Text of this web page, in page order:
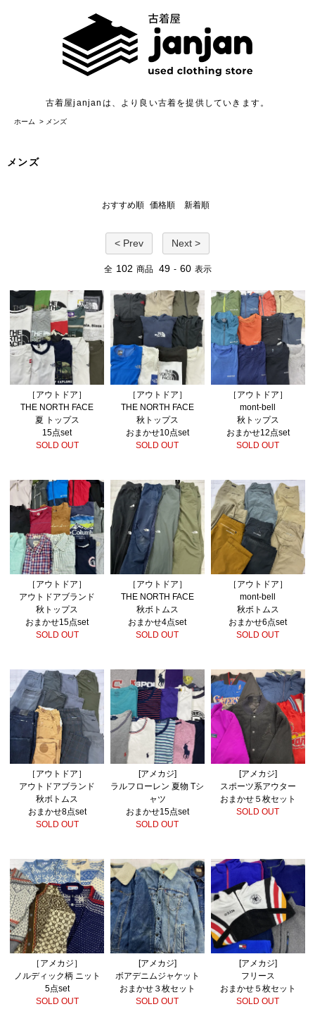
古着屋janjanは、より良い古着を提供していきます。
ホーム > メンズ
メンズ
おすすめ順 価格順 新着順
< Prev Next >
全 102 商品 49 - 60 表示
［アウトドア］
THE NORTH FACE
夏 トップス
15点set
SOLD OUT
［アウトドア］
THE NORTH FACE
秋トップス
おまかせ10点set
SOLD OUT
［アウトドア］
mont-bell
秋トップス
おまかせ12点set
SOLD OUT
［アウトドア］
アウトドアブランド
秋トップス
おまかせ15点set
SOLD OUT
［アウトドア］
THE NORTH FACE
秋ボトムス
おまかせ4点set
SOLD OUT
［アウトドア］
mont-bell
秋ボトムス
おまかせ6点set
SOLD OUT
［アウトドア］
アウトドアブランド
秋ボトムス
おまかせ8点set
SOLD OUT
[アメカジ]
ラルフローレン 夏物 Tシ
ャツ
おまかせ15点set
SOLD OUT
[アメカジ]
スポーツ系アウター
おまかせ５枚セット
SOLD OUT
［アメカジ］
ノルディック柄 ニット
5点set
SOLD OUT
[アメカジ]
ボアデニムジャケット
おまかせ３枚セット
SOLD OUT
[アメカジ]
フリース
おまかせ５枚セット
SOLD OUT